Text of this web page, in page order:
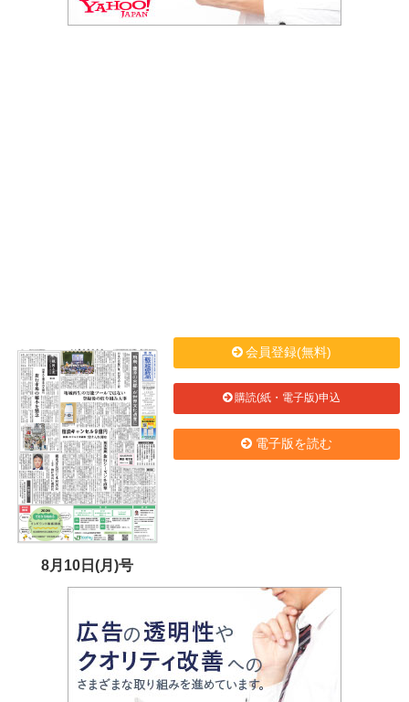
8月10日(月)号
会員登録(無料)
購読(紙・電子版)申込
電子版を読む